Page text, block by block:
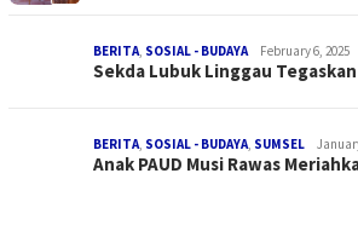
BERITA, SOSIAL - BUDAYA February 6, 2025
Sekda Lubuk Linggau
BERITA, SOSIAL - BUDAYA, SUMSEL
Anak PAUD Musi Rawas